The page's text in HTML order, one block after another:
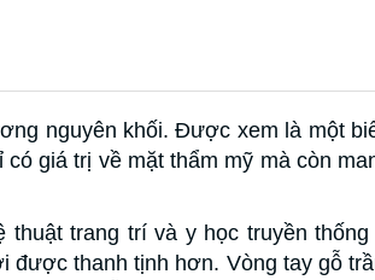
nguyên khối. Được xem là một
có giá trị về mặt thẩm mỹ mà còn
thuật trang trí và y học truyền
được thanh tịnh hơn. Vòng tay gỗ